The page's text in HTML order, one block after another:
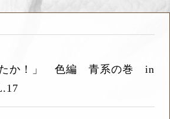
たか！」 色編 青系の巻 in